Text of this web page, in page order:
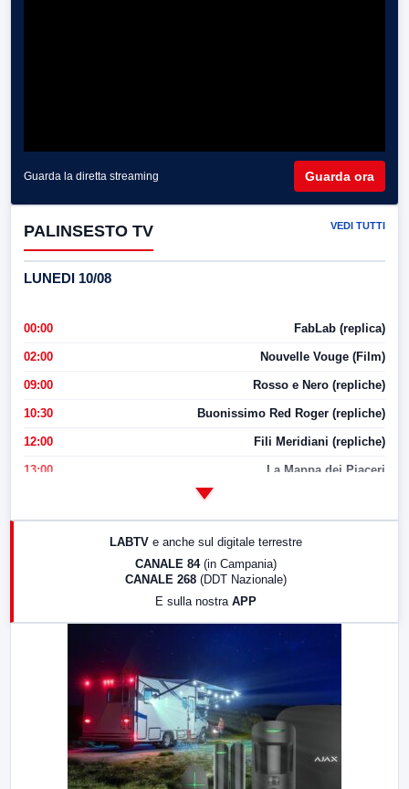
Guarda la diretta streaming Guarda ora
PALINSESTO TV VEDI TUTTI
LUNEDI 10/08
00:00 FabLab (replica)
02:00 Nouvelle Vouge (Film)
09:00 Rosso e Nero (repliche)
10:30 Buonissimo Red Roger (repliche)
12:00 Fili Meridiani (repliche)
13:00 La Mappa dei Piaceri
LABTV e anche sul digitale terrestre
CANALE 84 (in Campania)
CANALE 268 (DDT Nazionale)
E sulla nostra APP